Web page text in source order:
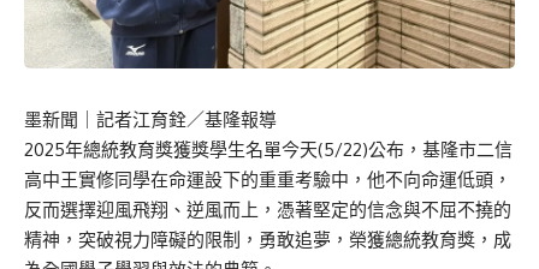
墨新聞 ｜記者江育銓／基隆報導
2025年總統教育獎獲獎學生名單今天(5/22)公布，基隆市二信
高中王實修同學在命運設下的重重考驗中，他不向命運低頭，
反而選擇迎風飛翔、逆風而上，憑著堅定的信念與不屈不撓的
精神，突破視力障礙的限制，勇敢追夢，榮獲總統教育獎，成